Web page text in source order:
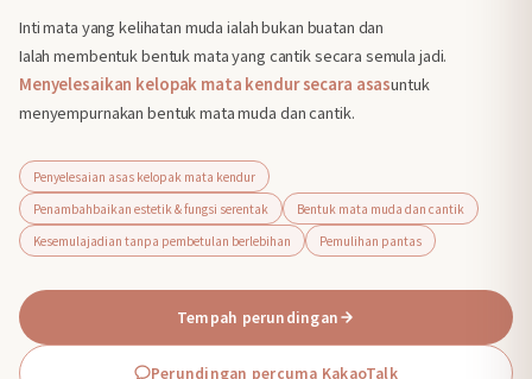
Inti mata yang kelihatan muda ialah bukan buatan dan
Ialah membentuk bentuk mata yang cantik secara semula jadi.
Menyelesaikan kelopak mata kendur secara asasuntuk
menyempurnakan bentuk mata muda dan cantik.
Penyelesaian asas kelopak mata kendur
Penambahbaikan estetik & fungsi serentak
Bentuk mata muda dan cantik
Kesemulajadian tanpa pembetulan berlebihan
Pemulihan pantas
Tempah perundingan
Perundingan percuma KakaoTalk